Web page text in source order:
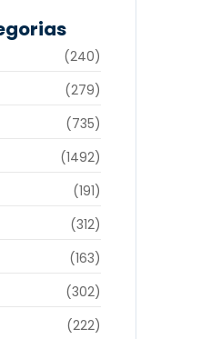
(240)
(279)
(735)
(1492)
(191)
(312)
(163)
(302)
(222)